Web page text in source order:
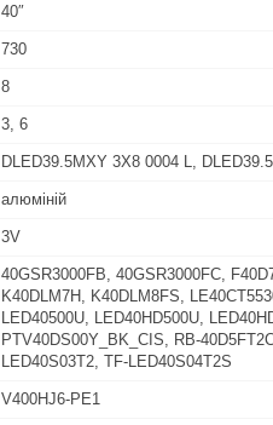
40″
730
8
3, 6
DLED39.5MXY 3X8 0004 L,
алюміній
3V
40GSR3000FB, 40GSR3000FC,
K40DLM7H, K40DLM8FS,
LED40500U, LED40HD500U,
PTV40DS00Y_BK_CIS, RB-
LED40S03T2, TF-LED40S04T2S
V400HJ6-PE1